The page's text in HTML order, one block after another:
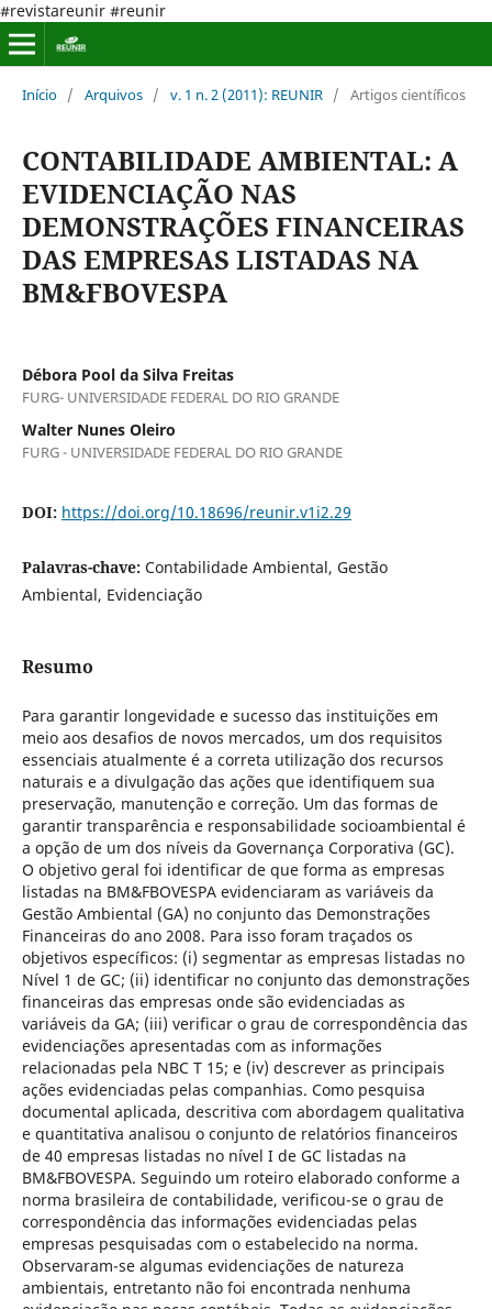
#revistareunir #reunir
Início / Arquivos / v. 1 n. 2 (2011): REUNIR / Artigos científicos
CONTABILIDADE AMBIENTAL: A
EVIDENCIAÇÃO NAS
DEMONSTRAÇÕES FINANCEIRAS
DAS EMPRESAS LISTADAS NA
BM&FBOVESPA
Débora Pool da Silva Freitas
FURG- UNIVERSIDADE FEDERAL DO RIO GRANDE
Walter Nunes Oleiro
FURG - UNIVERSIDADE FEDERAL DO RIO GRANDE
DOI: https://doi.org/10.18696/reunir.v1i2.29
Palavras-chave: Contabilidade Ambiental, Gestão
Ambiental, Evidenciação
Resumo
Para garantir longevidade e sucesso das instituições em
meio aos desafios de novos mercados, um dos requisitos
essenciais atualmente é a correta utilização dos recursos
naturais e a divulgação das ações que identifiquem sua
preservação, manutenção e correção. Um das formas de
garantir transparência e responsabilidade socioambiental é
a opção de um dos níveis da Governança Corporativa (GC).
O objetivo geral foi identificar de que forma as empresas
listadas na BM&FBOVESPA evidenciaram as variáveis da
Gestão Ambiental (GA) no conjunto das Demonstrações
Financeiras do ano 2008. Para isso foram traçados os
objetivos específicos: (i) segmentar as empresas listadas no
Nível 1 de GC; (ii) identificar no conjunto das demonstrações
financeiras das empresas onde são evidenciadas as
variáveis da GA; (iii) verificar o grau de correspondência das
evidenciações apresentadas com as informações
relacionadas pela NBC T 15; e (iv) descrever as principais
ações evidenciadas pelas companhias. Como pesquisa
documental aplicada, descritiva com abordagem qualitativa
e quantitativa analisou o conjunto de relatórios financeiros
de 40 empresas listadas no nível I de GC listadas na
BM&FBOVESPA. Seguindo um roteiro elaborado conforme a
norma brasileira de contabilidade, verificou-se o grau de
correspondência das informações evidenciadas pelas
empresas pesquisadas com o estabelecido na norma.
Observaram-se algumas evidenciações de natureza
ambientais, entretanto não foi encontrada nenhuma